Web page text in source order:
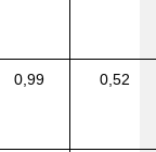
0,99 0,52